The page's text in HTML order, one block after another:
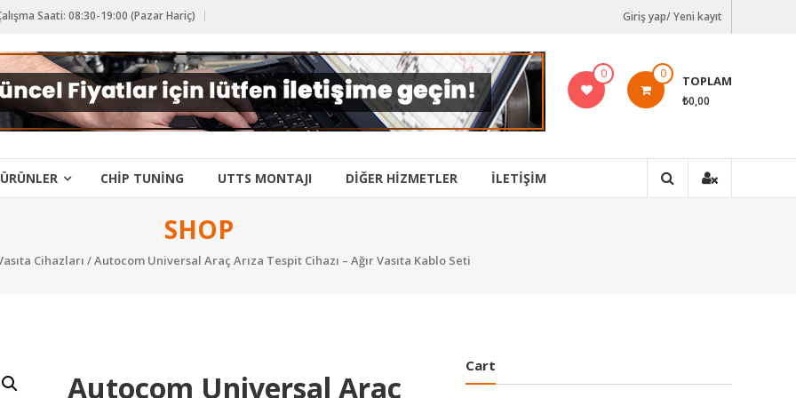
Saati: 08:30-19:00 (Pazar Hariç) Giriş yap/ Yeni kayıt
0 0 TOPLAM
₺0,00
ÜRÜNLER CHIP TUNING UTTS MONTAJI DIĞER HIZMETLER İLETİŞİM
SHOP
Cihazları / Autocom Universal Araç Arıza Tespit Cihazı – Ağır Vasıta Kablo Seti
Autocom Universal Araç
Cart